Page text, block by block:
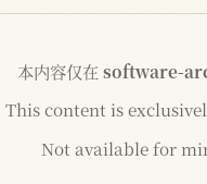
本内容仅在 software-
| This content is
Not available for